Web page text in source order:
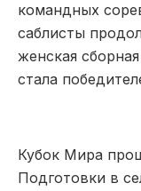
командных
саблисты
женская
стала
Кубок Мира
Подготовки в